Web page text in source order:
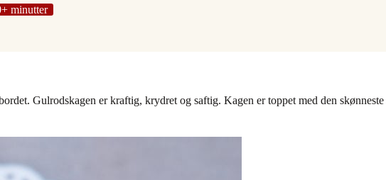
minutter
Gulrodskagen er kraftig, krydret og saftig. Kagen er toppet med den